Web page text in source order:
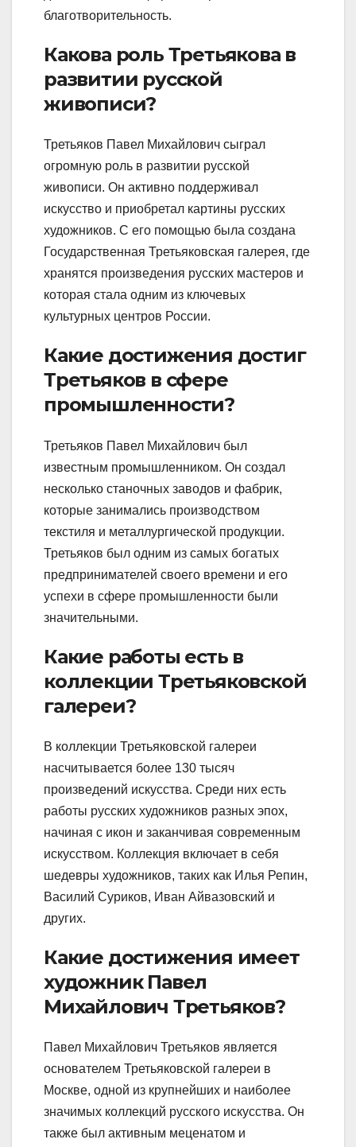
благотворительность.
Какова роль Третьякова в
развитии русской
живописи?
Третьяков Павел Михайлович сыграл
огромную роль в развитии русской
живописи. Он активно поддерживал
искусство и приобретал картины русских
художников. С его помощью была создана
Государственная Третьяковская галерея, где
хранятся произведения русских мастеров и
которая стала одним из ключевых
культурных центров России.
Какие достижения достиг
Третьяков в сфере
промышленности?
Третьяков Павел Михайлович был
известным промышленником. Он создал
несколько станочных заводов и фабрик,
которые занимались производством
текстиля и металлургической продукции.
Третьяков был одним из самых богатых
предпринимателей своего времени и его
успехи в сфере промышленности были
значительными.
Какие работы есть в
коллекции Третьяковской
галереи?
В коллекции Третьяковской галереи
насчитывается более 130 тысяч
произведений искусства. Среди них есть
работы русских художников разных эпох,
начиная с икон и заканчивая современным
искусством. Коллекция включает в себя
шедевры художников, таких как Илья Репин,
Василий Суриков, Иван Айвазовский и
других.
Какие достижения имеет
художник Павел
Михайлович Третьяков?
Павел Михайлович Третьяков является
основателем Третьяковской галереи в
Москве, одной из крупнейших и наиболее
значимых коллекций русского искусства. Он
также был активным меценатом и